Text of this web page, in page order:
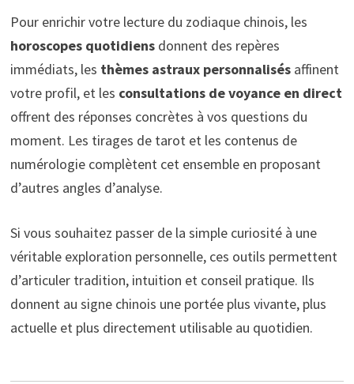
Pour enrichir votre lecture du zodiaque chinois, les
horoscopes quotidiensdonnent des repères
immédiats, les thèmes astraux personnalisésaffinent
votre profil, et les consultations de voyance en direct
offrent des réponses concrètes à vos questions du
moment. Les tirages de tarot et les contenus de
numérologie complètent cet ensemble en proposant
d’autres angles d’analyse.
Si vous souhaitez passer de la simple curiosité à une
véritable exploration personnelle, ces outils permettent
d’articuler tradition, intuition et conseil pratique. Ils
donnent au signe chinois une portée plus vivante, plus
actuelle et plus directement utilisable au quotidien.